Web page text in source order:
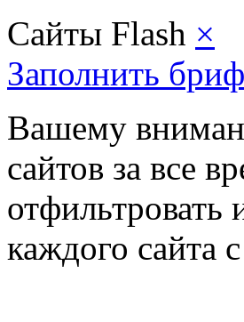
Сайты Flash ×
Заполнить
Вашему
сайтов за все
отфильтровать
каждого сайта